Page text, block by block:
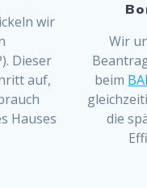
wir
Dieser
auf,
Hauses
Wir
beim
die